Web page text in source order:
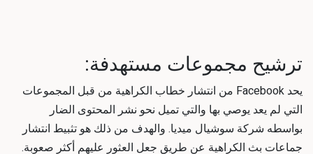
ترشيح مجموعات مستهدفة:
يحد Facebook من انتشار خطاب الكراهية من قبل المجموعات
التي لم يعد يوصي بها والتي تميل نحو نشر المحتوى الضار
بواسطه شركة سوشيال ميديا. والهدف من ذلك هو تثبيط انتشار
جماعات بث الكراهية عن طريق جعل العثور عليهم أكثر صعوبة.